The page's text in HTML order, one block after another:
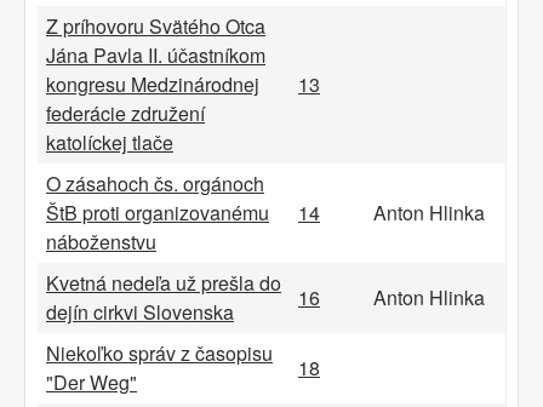
Z príhovoru Svätého Otca
Jána Pavla II. účastníkom
kongresu Medzinárodnej
federácie združení
katolíckej tlače
13
O zásahoch čs. orgánoch
ŠtB proti organizovanému
náboženstvu
14 Anton Hlinka
Kvetná nedeľa už prešla do
dejín cirkvi Slovenska
16
Anton Hlinka
Niekoľko správ z časopisu
"Der Weg"
18